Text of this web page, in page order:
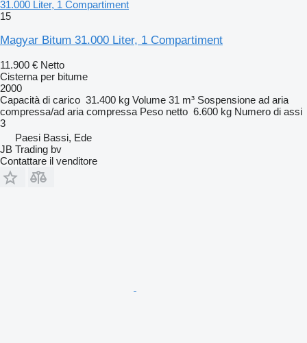
31.000 Liter, 1 Compartiment
15
Magyar Bitum 31.000 Liter, 1 Compartiment
11.900 € Netto
Cisterna per bitume
2000
Capacità di carico 31.400 kg Volume 31 m³ Sospensione ad aria
compressa/ad aria compressa Peso netto 6.600 kg Numero di assi
3
Paesi Bassi, Ede
JB Trading bv
Contattare il venditore